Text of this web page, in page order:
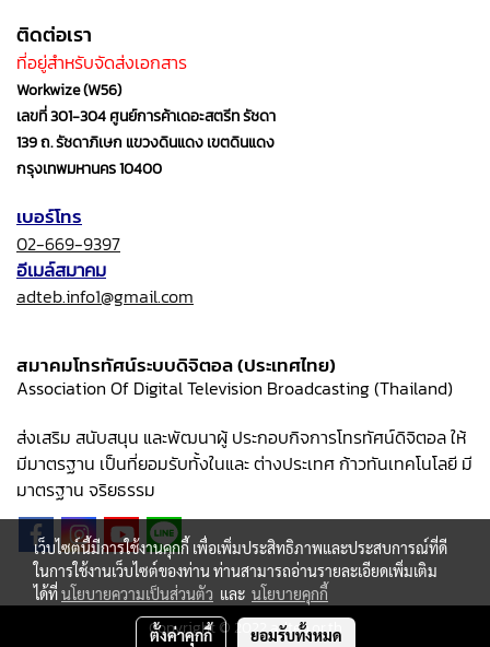
ติดต่อเรา
ที่อยู่สำหรับจัดส่งเอกสาร
Workwize (W56)
เลขที่ 301-304 ศูนย์การค้าเดอะสตรีท รัชดา
139 ถ. รัชดาภิเษก แขวงดินแดง เขตดินแดง
กรุงเทพมหานคร 10400
เบอร์โทร
02-669-9397
อีเมล์สมาคม
adteb.info1@gmail.com
สมาคมโทรทัศน์ระบบดิจิตอล (ประเทศไทย)
Association Of Digital Television Broadcasting (Thailand)
ส่งเสริม สนับสนุน และพัฒนาผู้ ประกอบกิจการโทรทัศน์ดิจิตอล ให้
มีมาตรฐาน เป็นที่ยอมรับทั้งในและ ต่างประเทศ ก้าวทันเทคโนโลยี มี
มาตรฐาน จริยธรรม
Copyright © 2022 adteb.or.th
เว็บไซต์นี้มีการใช้งานคุกกี้ เพื่อเพิ่มประสิทธิภาพและประสบการณ์ที่ดี
ในการใช้งานเว็บไซต์ของท่าน ท่านสามารถอ่านรายละเอียดเพิ่มเติม
ได้ที่นโยบายความเป็นส่วนตัว และ นโยบายคุกกี้
ตั้งค่าคุกกี้ ยอมรับทั้งหมด